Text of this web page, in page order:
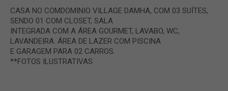
CASA NO COMDOMINIO VILLAGE DAMHA, COM 03 SUÍTES,
SENDO 01 COM CLOSET, SALA
INTEGRADA COM A ÁREA GOURMET, LAVABO, WC,
LAVANDEIRA. ÁREA DE LAZER COM PISCINA
E GARAGEM PARA 02 CARROS.
**FOTOS ILUSTRATIVAS